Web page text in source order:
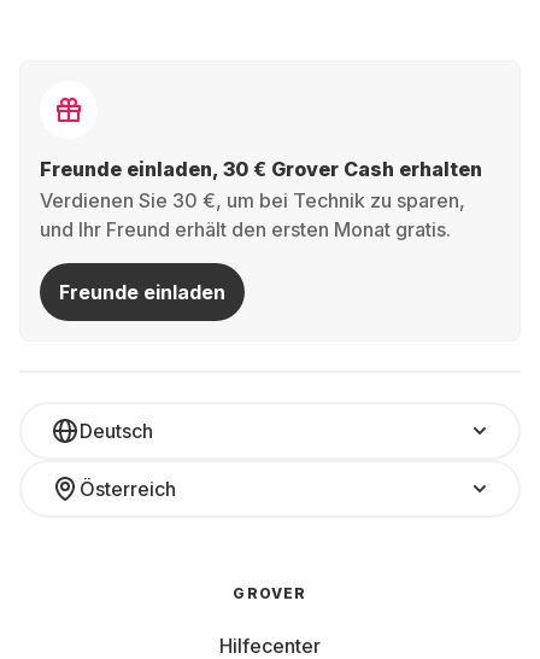
Freunde einladen, 30 € Grover Cash erhalten
Verdienen Sie 30 €, um bei Technik zu sparen,
und Ihr Freund erhält den ersten Monat gratis.
Freunde einladen
Deutsch
Österreich
GROVER
Hilfecenter